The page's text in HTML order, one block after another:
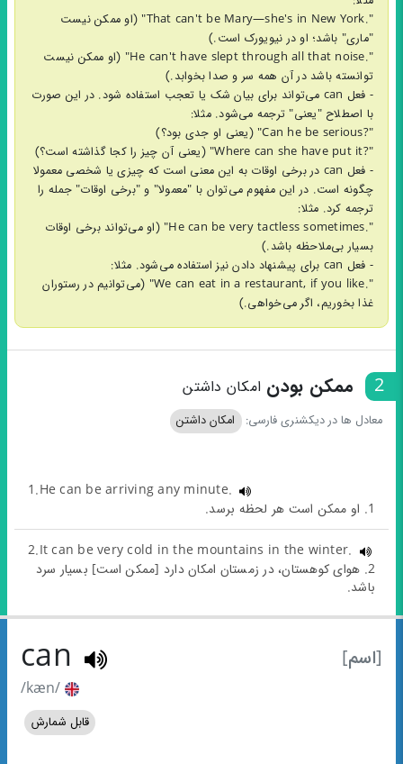
".That can't be Mary—she's in New York" (او ممکن نیست
"ماری" باشد؛ او در نیویورک است.)
".He can't have slept through all that noise" (او ممکن نیست
توانسته باشد در آن همه سر و صدا بخوابد.)
- فعل can می‌تواند برای بیان شک یا تعجب استفاده شود. در این صورت
با اصطلاح "یعنی" ترجمه می‌شود. مثلا:
"?Can he be serious" (یعنی او جدی بود؟)
"?Where can she have put it" (یعنی آن چیز را کجا گذاشته است؟)
- فعل can در برخی اوقات به این معنی است که چیزی یا شخصی معمولا
چگونه است. در این مفهوم می‌توان با "معمولا" و "برخی اوقات" جمله را
ترجمه کرد. مثلا:
".He can be very tactless sometimes" (او می‌تواند برخی اوقات
بسیار بی‌ملاحظه باشد.)
- فعل can برای پیشنهاد دادن نیز استفاده می‌شود. مثلا:
".We can eat in a restaurant, if you like" (می‌توانیم در رستوران
غذا بخوریم، اگر می‌خواهی.)
2 ممکن بودن امکان داشتن
معادل ها در دیکشنری فارسی: امکان داشتن
1.He can be arriving any minute.
1. او ممکن است هر لحظه برسد.
2.It can be very cold in the mountains in the winter.
2. هوای کوهستان، در زمستان امکان دارد [ممکن است] بسیار سرد
باشد.
[اسم] can
/kæn/
قابل شمارش